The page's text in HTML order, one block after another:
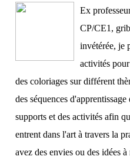
Ex
CP/CE1,
invétérée, je
activités
des coloriages sur différent
des séquences d'apprentissage
supports et des activités afin
entrent dans l'art à travers la
avez des envies ou des idées à